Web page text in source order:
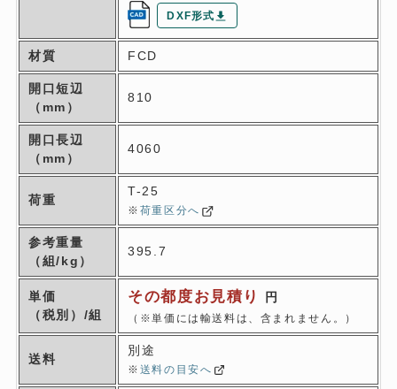
確かな品質で信頼を築き
社会貢献価格へ歩み続けます
株式会社 三立
長年の実績と信頼を
各種マンホール蓋の販売
用途に合わせた荷重設計
With Years of Expertise and Trust
Sales of Various
Manhole Covers
Custom Load Design
for Every Application
DXF形式
材質 FCD
開口短辺
（mm）
810
開口長辺
（mm）
4060
荷重
T-25
※ 荷重区分へ
参考重量
（組/kg）
395.7
単価
（税別）/組
その都度お見積り 円
（※単価には輸送料は、含まれません。）
送料
別途
※ 送料の目安へ